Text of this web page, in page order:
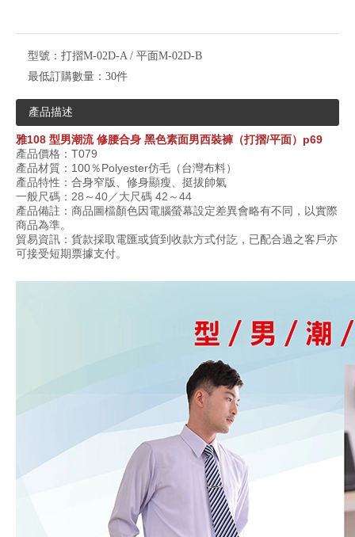
型號： 打摺M-02D-A / 平面M-02D-B
最低訂購數量： 30件
產品描述
雅108 型男潮流 修腰合身 黑色素面男西裝褲（打摺/平面） p69
產品價格：T079
產品材質： 100％Polyester仿毛（台灣布料）
產品特性：合身窄版、修身顯瘦、挺拔帥氣
一般尺碼：28～40／大尺碼 42～44
產品備註：商品圖檔顏色因電腦螢幕設定差異會略有不同，以實際
商品為準。
貿易資訊：貨款採取電匯或貨到收款方式付訖，已配合過之客戶亦
可接受短期票據支付。